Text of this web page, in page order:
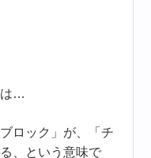
は…
ロック」が、「チ
、という意味で